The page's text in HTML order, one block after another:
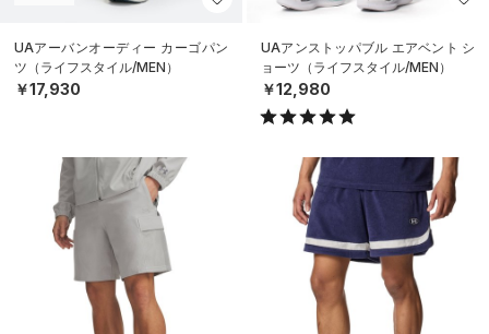
UAアーバンオーディー カーゴパン
ツ（ライフスタイル/MEN）
￥17,930
UAアンストッパブル エアベント シ
ョーツ（ライフスタイル/MEN）
￥12,980